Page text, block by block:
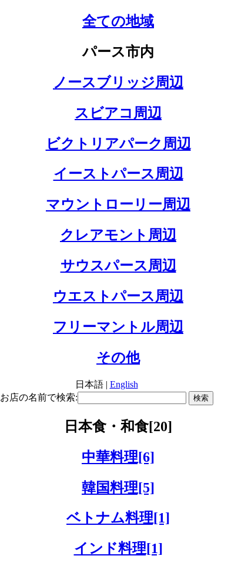
全ての地域
パース市内
ノースブリッジ周辺
スビアコ周辺
ビクトリアパーク周辺
イーストパース周辺
マウントローリー周辺
クレアモント周辺
サウスパース周辺
ウエストパース周辺
フリーマントル周辺
その他
日本語 | English
お店の名前で検索:
日本食・和食[20]
中華料理[6]
韓国料理[5]
ベトナム料理[1]
インド料理[1]